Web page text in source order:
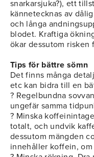
snarkarsjuka?), ett
kännetecknas av
och långa
blodet. Kraftiga
ökar dessutom risken
Tips för bättre sömn
Det finns många
etc kan bidra till en
? Regelbundna
ungefär samma
? Minska
totalt, och undvik
dessutom mängden
innehåller koffein,